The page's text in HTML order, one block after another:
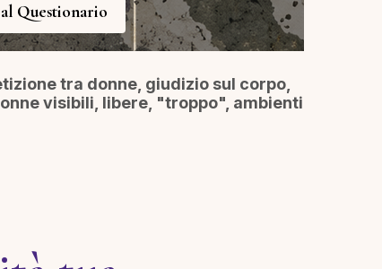
Questionario
tra donne, giudizio sul corpo,
visibili, libere, "troppo", ambienti